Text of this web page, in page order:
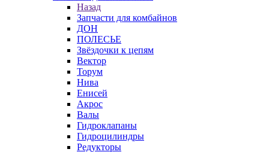
Назад
Запчасти для комбайнов
ДОН
ПОЛЕСЬЕ
Звёздочки к цепям
Вектор
Торум
Нива
Енисей
Акрос
Валы
Гидроклапаны
Гидроцилиндры
Редукторы